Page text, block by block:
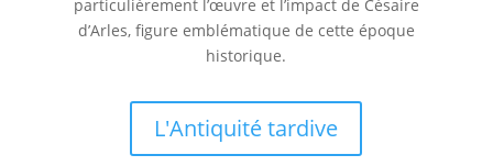
particulièrement l’œuvre et l’impact de Césaire
d’Arles, figure emblématique de cette époque
historique.
L'Antiquité tardive